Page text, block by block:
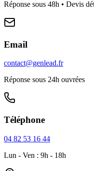
Réponse sous 48h • Devis
Email
contact@genlead.fr
Réponse sous 24h ouvrées
Téléphone
04 82 53 16 44
Lun - Ven : 9h - 18h